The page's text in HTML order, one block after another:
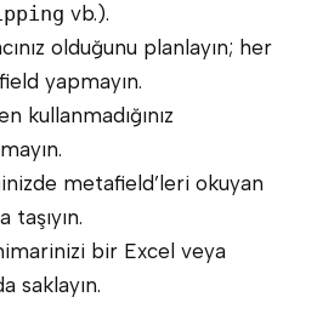
vb.).
olduğunu planlayın; her
yapmayın.
kullanmadığınız
metafield’leri okuyan
taşıyın.
bir Excel veya
saklayın.